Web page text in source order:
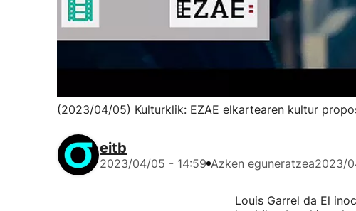
(2023/04/05) Kulturklik: EZAE elkartearen kultur
eitb
2023/04/05 - 14:59 Azken eguneratzea2023/
Louis Garrel da El